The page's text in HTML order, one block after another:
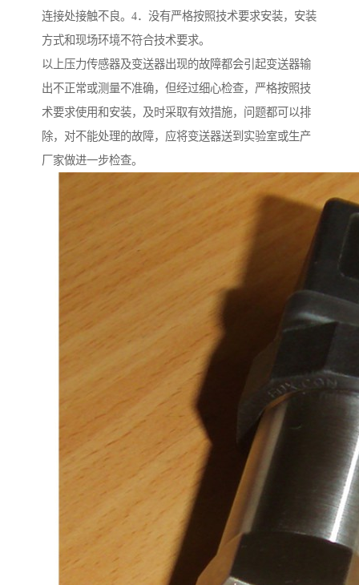
连接处接触不良。4．没有严格按照技术要求安装，安装
方式和现场环境不符合技术要求。
以上压力传感器及变送器出现的故障都会引起变送器输
出不正常或测量不准确，但经过细心检查，严格按照技
术要求使用和安装，及时采取有效措施，问题都可以排
除，对不能处理的故障，应将变送器送到实验室或生产
厂家做进一步检查。